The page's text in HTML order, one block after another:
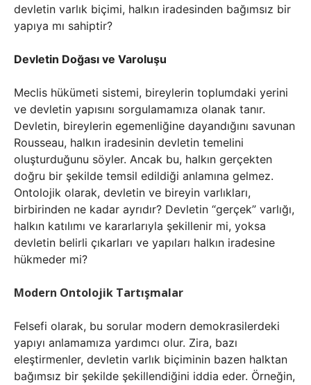
devletin varlık biçimi, halkın iradesinden bağımsız bir
yapıya mı sahiptir?
Devletin Doğası ve Varoluşu
Meclis hükümeti sistemi, bireylerin toplumdaki yerini
ve devletin yapısını sorgulamamıza olanak tanır.
Devletin, bireylerin egemenliğine dayandığını savunan
Rousseau, halkın iradesinin devletin temelini
oluşturduğunu söyler. Ancak bu, halkın gerçekten
doğru bir şekilde temsil edildiği anlamına gelmez.
Ontolojik olarak, devletin ve bireyin varlıkları,
birbirinden ne kadar ayrıdır? Devletin “gerçek” varlığı,
halkın katılımı ve kararlarıyla şekillenir mi, yoksa
devletin belirli çıkarları ve yapıları halkın iradesine
hükmeder mi?
Modern Ontolojik Tartışmalar
Felsefi olarak, bu sorular modern demokrasilerdeki
yapıyı anlamamıza yardımcı olur. Zira, bazı
eleştirmenler, devletin varlık biçiminin bazen halktan
bağımsız bir şekilde şekillendiğini iddia eder. Örneğin,